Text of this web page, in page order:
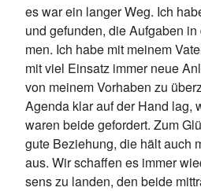
es war ein lan­ger Weg. Ich
und ge­fun­den, die Auf­ga­ben
men. Ich habe mit mei­nem
mit viel Ein­satz im­mer neue
von mei­nem Vor­ha­ben zu
Agen­da klar auf der Hand lag,
wa­ren bei­de ge­for­dert. Zum
gute Be­zie­hung, die hält auch
aus. Wir schaf­fen es im­mer
sens zu lan­den, den bei­de